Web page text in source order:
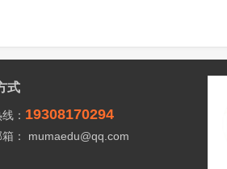
式
： 19308170294
箱： mumaedu@qq.com